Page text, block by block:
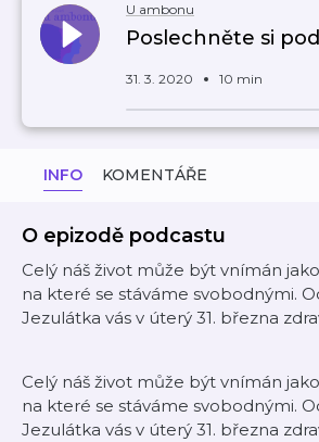
U ambonu
Poslechněte si
31. 3. 2020 10 min
INFO KOMENTÁŘE
O epizodě podcastu
Celý náš život může být vnímán
na které se stáváme svobodnými.
Jezulátka vás v úterý 31. března
Celý náš život může být vnímán
na které se stáváme svobodnými.
Jezulátka vás v úterý 31. března